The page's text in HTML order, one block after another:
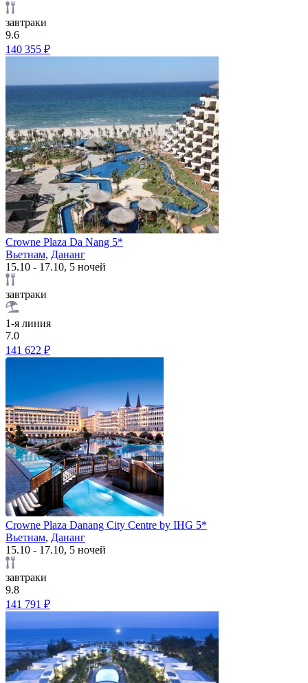
завтраки
9.6
140 355 ₽
Crowne Plaza Da Nang 5*
Вьетнам, Дананг
15.10 - 17.10, 5 ночей
завтраки
1-я линия
7.0
141 622 ₽
Crowne Plaza Danang City Centre by IHG 5*
Вьетнам, Дананг
15.10 - 17.10, 5 ночей
завтраки
9.8
141 791 ₽